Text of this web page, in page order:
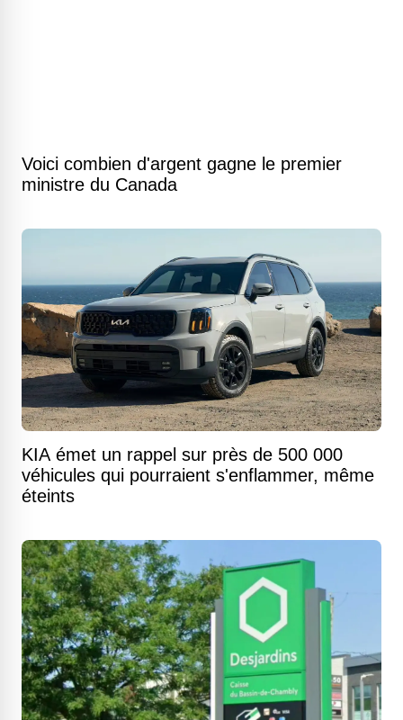
Voici combien d'argent gagne le premier
ministre du Canada
KIA émet un rappel sur près de 500 000
véhicules qui pourraient s'enflammer, même
éteints